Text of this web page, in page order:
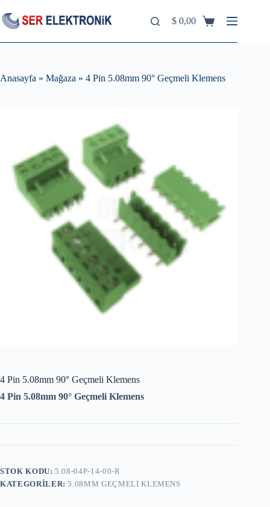
to
content
Shopping
$ 0,00
Anasayfa » Mağaza » 4 Pin 5.08mm 90° Geçmeli Klemens
4 Pin 5.08mm 90° Geçmeli Klemens
4 Pin 5.08mm 90° Geçmeli Klemens
STOK KODU:5.08-04P-14-00-R
KATEGORILER:5.08MM GEÇMELI KLEMENS